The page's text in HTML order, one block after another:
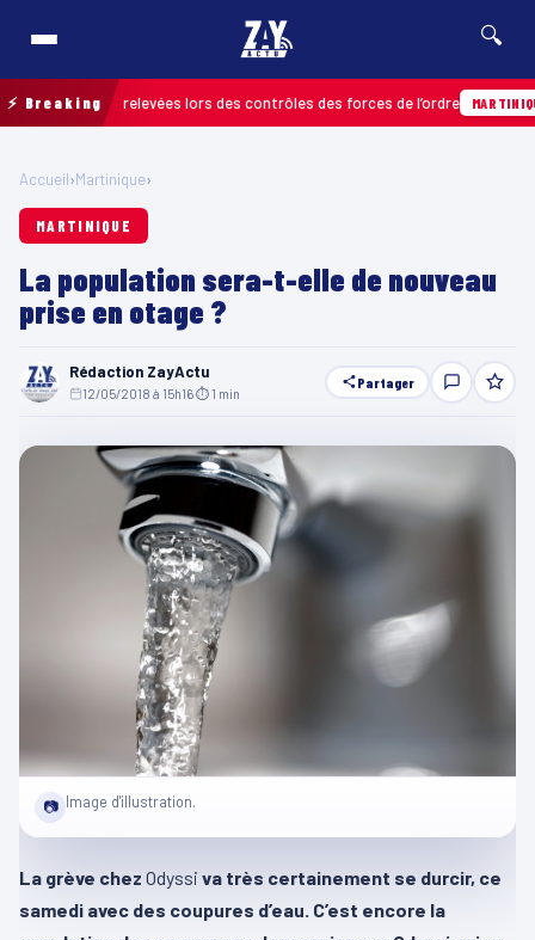
🔍
⚡ Breaking
infractions relevées lors des contrôles des forces de l’ordre MARTINIQUE
Accueil›Martinique›
MARTINIQUE
La population sera-t-elle de nouveau
prise en otage ?
Rédaction ZayActu
12/05/2018 à 15h16⏱ 1 min
Partager
📷 Image d'illustration.
La grève chez Odyssi va très certainement se durcir, ce
samedi avec des coupures d’eau. C’est encore la